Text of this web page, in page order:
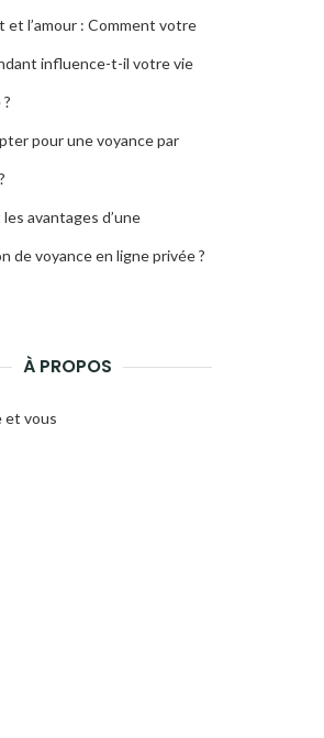
et l’amour : Comment votre
influence-t-il votre vie
pour une voyance par
avantages d’une
de voyance en ligne privée ?
À PROPOS
et vous